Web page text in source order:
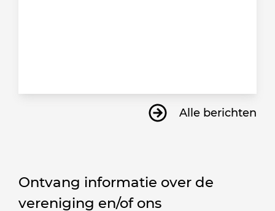
Alle berichten
Ontvang informatie over de
vereniging en/of ons